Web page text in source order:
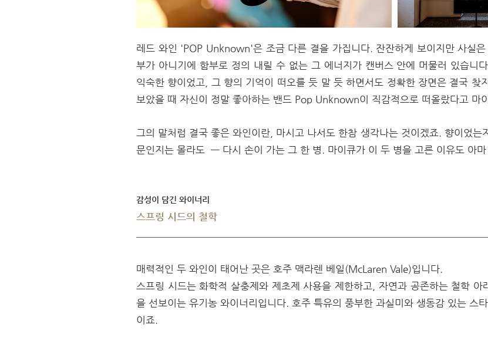
레드 와인 'POP Unknown'은 조금 다른 결을 가집니다. 잔잔하게 보이지만 사실
부가 아니기에 함부로 정의 내릴 수 없는 그 에너지가 캔버스 안에 머물러 있습니
익숙한 향이었고, 그 향의 기억이 떠오를 듯 말 듯 하면서도 정확한 장면은 결국 찾
보았을 때 자신이 정말 좋아하는 밴드 Pop Unknown이 직감적으로 떠올랐다고 마
그의 말처럼 결국 좋은 와인이란, 마시고 나서도 한참 생각나는 것이겠죠. 향이었
문인지는 몰라도 — 다시 손이 가는 그 한 병. 마이큐가 이 두 병을 고른 이유도 아마
감성이 담긴 와이너리
스프링 시드의 철학
매력적인 두 와인이 태어난 곳은 호주 맥라렌 베일(McLaren Vale)입니다.
스프링 시드는 화학적 살충제와 제초제 사용을 제한하고, 자연과 공존하는 철학
을 선보이는 유기농 와이너리입니다. 호주 특유의 풍부한 과실미와 생동감 있는 스
이죠.